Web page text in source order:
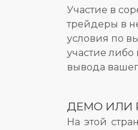
Участие в
трейдеры в
условия по
участие либо
вывода
ДЕМО ИЛИ
На этой